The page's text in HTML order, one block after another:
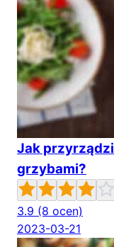
Jak
grzybami?
3.9 (8 ocen)
2023-03-21